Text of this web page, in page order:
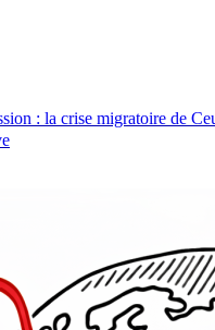
: la crise migratoire de